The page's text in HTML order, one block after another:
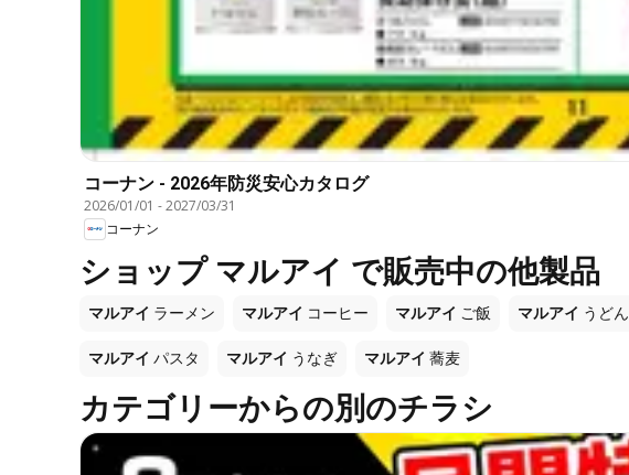
コーナン - 2026年防災安心カタログ
2026/01/01 -2027/03/31
コーナン
ショップ マルアイ で販売中の他製品
マルアイ ラーメン マルアイ コーヒー マルアイ ご飯 マルアイ うどん
マルアイ パスタ マルアイ うなぎ マルアイ 蕎麦
カテゴリーからの別のチラシ